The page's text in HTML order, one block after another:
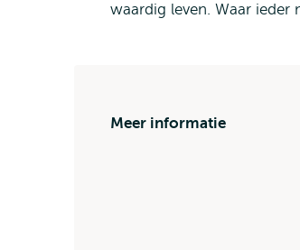
waardig leven. Waar ieder
Meer informatie